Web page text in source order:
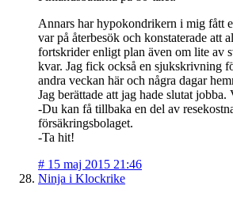
Annars har hypokondrikern i mig fått
var på återbesök och konstaterade att
fortskrider enligt plan även om lite av
kvar. Jag fick också en sjukskrivning
andra veckan här och några dagar
Jag berättade att jag hade slutat jobba.
-Du kan få tillbaka en del av
försäkringsbolaget.
-Ta hit!
# 15 maj 2015 21:46
Ninja i Klockrike